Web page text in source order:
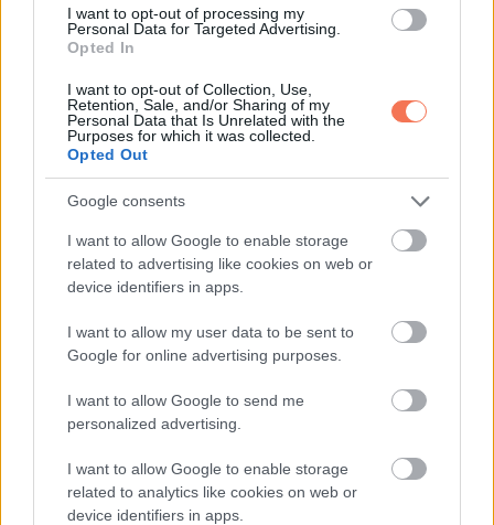
I want to opt-out of processing my
Personal Data for Targeted Advertising.
Opted In
I want to opt-out of Collection, Use,
Retention, Sale, and/or Sharing of my
Personal Data that Is Unrelated with the
Purposes for which it was collected.
Opted Out
Google consents
I want to allow Google to enable storage
related to advertising like cookies on web or
device identifiers in apps.
I want to allow my user data to be sent to
Google for online advertising purposes.
I want to allow Google to send me
personalized advertising.
I want to allow Google to enable storage
related to analytics like cookies on web or
device identifiers in apps.
Erről szól a kedvesség és az együttérzés.
Kérjük, oszd meg ezt a történetet másokkal is, ha a te
szíved is megérintette.